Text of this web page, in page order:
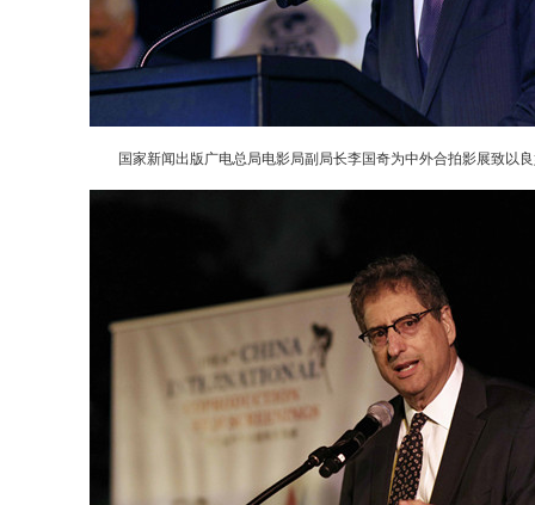
国家新闻出版广电总局电影局副局长李国奇为中外合拍影展致以
动物系恋人啊 | 钟欣潼体验爱情哲学